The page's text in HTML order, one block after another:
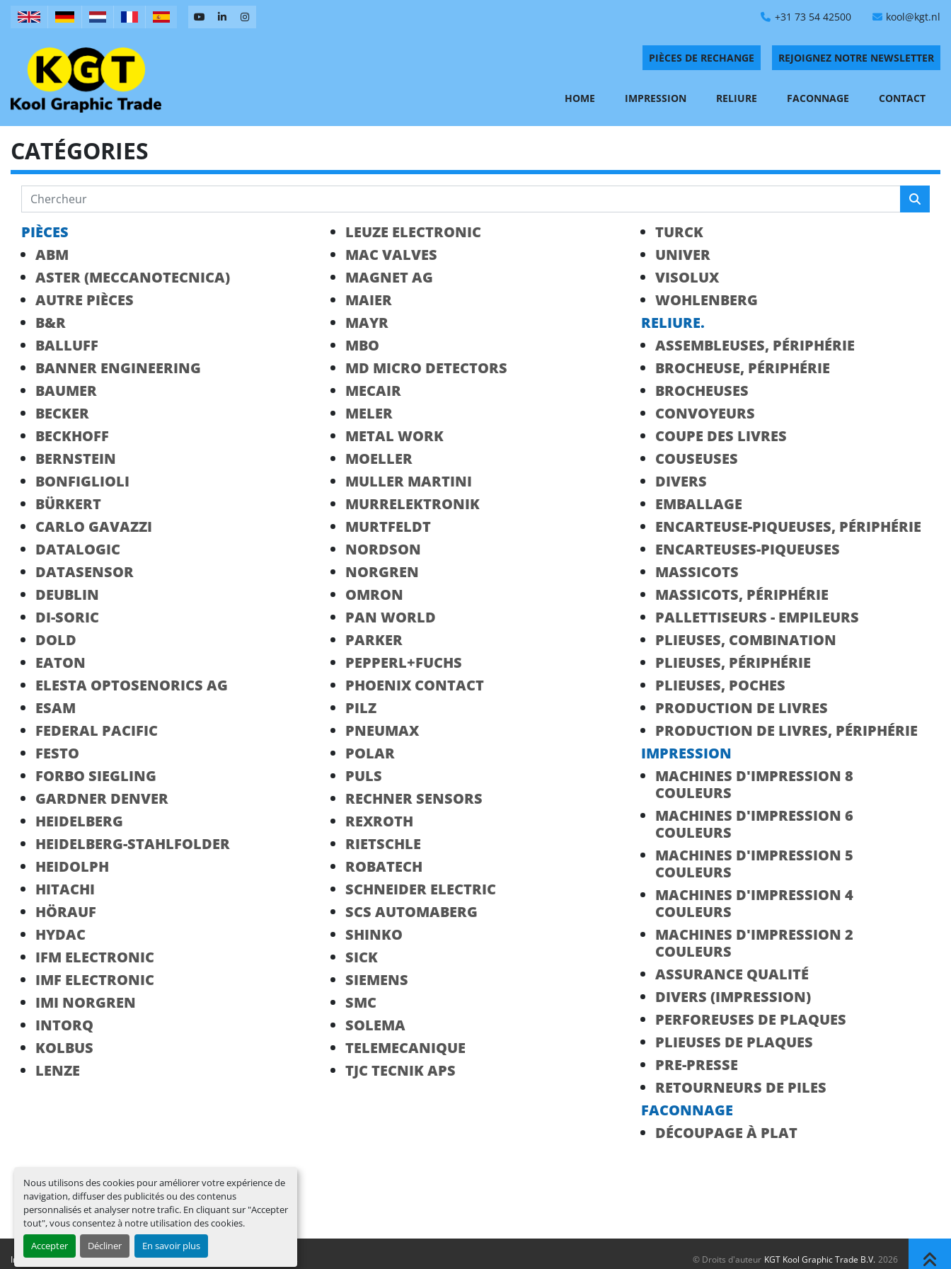
Nous utilisons des cookies pour améliorer votre expérience de
navigation, diffuser des publicités ou des contenus
personnalisés et analyser notre trafic. En cliquant sur "Accepter
tout", vous consentez à notre utilisation des cookies.
Accepter
Décliner En savoir plus
+31 73 54 42500 kool@kgt.nl
PIÈCES DE RECHANGE REJOIGNEZ NOTRE NEWSLETTER
HOME IMPRESSION RELIURE FACONNAGE CONTACT
CATÉGORIES
PIÈCES
ABM
ASTER (MECCANOTECNICA)
AUTRE PIÈCES
B&R
BALLUFF
BANNER ENGINEERING
BAUMER
BECKER
BECKHOFF
BERNSTEIN
BONFIGLIOLI
BÜRKERT
CARLO GAVAZZI
DATALOGIC
DATASENSOR
DEUBLIN
DI-SORIC
DOLD
EATON
ELESTA OPTOSENORICS AG
ESAM
FEDERAL PACIFIC
FESTO
FORBO SIEGLING
GARDNER DENVER
HEIDELBERG
HEIDELBERG-STAHLFOLDER
HEIDOLPH
HITACHI
HÖRAUF
HYDAC
IFM ELECTRONIC
IMF ELECTRONIC
IMI NORGREN
INTORQ
KOLBUS
LENZE
LEUZE ELECTRONIC
MAC VALVES
MAGNET AG
MAIER
MAYR
MBO
MD MICRO DETECTORS
MECAIR
MELER
METAL WORK
MOELLER
MULLER MARTINI
MURRELEKTRONIK
MURTFELDT
NORDSON
NORGREN
OMRON
PAN WORLD
PARKER
PEPPERL+FUCHS
PHOENIX CONTACT
PILZ
PNEUMAX
POLAR
PULS
RECHNER SENSORS
REXROTH
RIETSCHLE
ROBATECH
SCHNEIDER ELECTRIC
SCS AUTOMABERG
SHINKO
SICK
SIEMENS
SMC
SOLEMA
TELEMECANIQUE
TJC TECNIK APS
TURCK
UNIVER
VISOLUX
WOHLENBERG
RELIURE.
ASSEMBLEUSES, PÉRIPHÉRIE
BROCHEUSE, PÉRIPHÉRIE
BROCHEUSES
CONVOYEURS
COUPE DES LIVRES
COUSEUSES
DIVERS
EMBALLAGE
ENCARTEUSE-PIQUEUSES, PÉRIPHÉRIE
ENCARTEUSES-PIQUEUSES
MASSICOTS
MASSICOTS, PÉRIPHÉRIE
PALLETTISEURS - EMPILEURS
PLIEUSES, COMBINATION
PLIEUSES, PÉRIPHÉRIE
PLIEUSES, POCHES
PRODUCTION DE LIVRES
PRODUCTION DE LIVRES, PÉRIPHÉRIE
IMPRESSION
MACHINES D'IMPRESSION 8
COULEURS
MACHINES D'IMPRESSION 6
COULEURS
MACHINES D'IMPRESSION 5
COULEURS
MACHINES D'IMPRESSION 4
COULEURS
MACHINES D'IMPRESSION 2
COULEURS
ASSURANCE QUALITÉ
DIVERS (IMPRESSION)
PERFOREUSES DE PLAQUES
PLIEUSES DE PLAQUES
PRE-PRESSE
RETOURNEURS DE PILES
FACONNAGE
DÉCOUPAGE À PLAT
Imprimer KGT - Notre stock Déclaration de conformité aux sanctions © Droits d'auteur KGT Kool Graphic Trade B.V. 2026